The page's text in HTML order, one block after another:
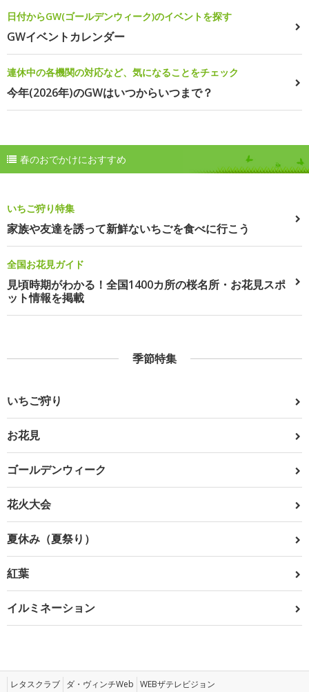
日付からGW(ゴールデンウィーク)のイベントを探す
GWイベントカレンダー
連休中の各機関の対応など、気になることをチェック
今年(2026年)のGWはいつからいつまで？
春のおでかけにおすすめ
いちご狩り特集
家族や友達を誘って新鮮ないちごを食べに行こう
全国お花見ガイド
見頃時期がわかる！全国1400カ所の桜名所・お花見スポ
ット情報を掲載
季節特集
いちご狩り
お花見
ゴールデンウィーク
花火大会
夏休み（夏祭り）
紅葉
イルミネーション
レタスクラブ ダ・ヴィンチWeb WEBザテレビジョン